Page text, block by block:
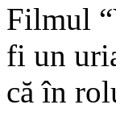
Filmul
fi un
că în